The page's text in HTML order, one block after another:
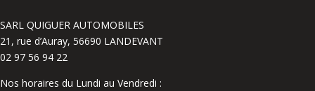
SARL QUIGUER AUTOMOBILES
21, rue d’Auray, 56690 LANDEVANT
02 97 56 94 22
Nos horaires du Lundi au Vendredi :